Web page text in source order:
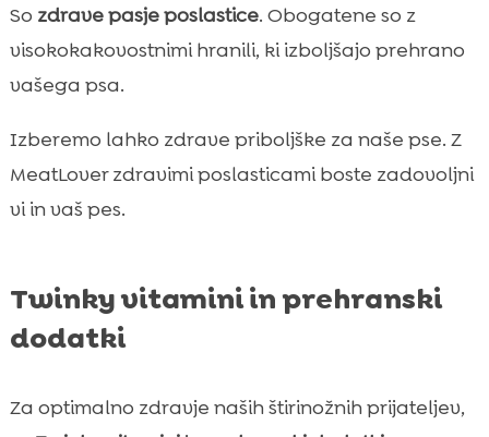
So zdrave pasje poslastice. Obogatene so z
visokokakovostnimi hranili, ki izboljšajo prehrano
vašega psa.
Izberemo lahko zdrave priboljške za naše pse. Z
MeatLover zdravimi poslasticami boste zadovoljni
vi in vaš pes.
Twinky vitamini in prehranski
dodatki
Za optimalno zdravje naših štirinožnih prijateljev,